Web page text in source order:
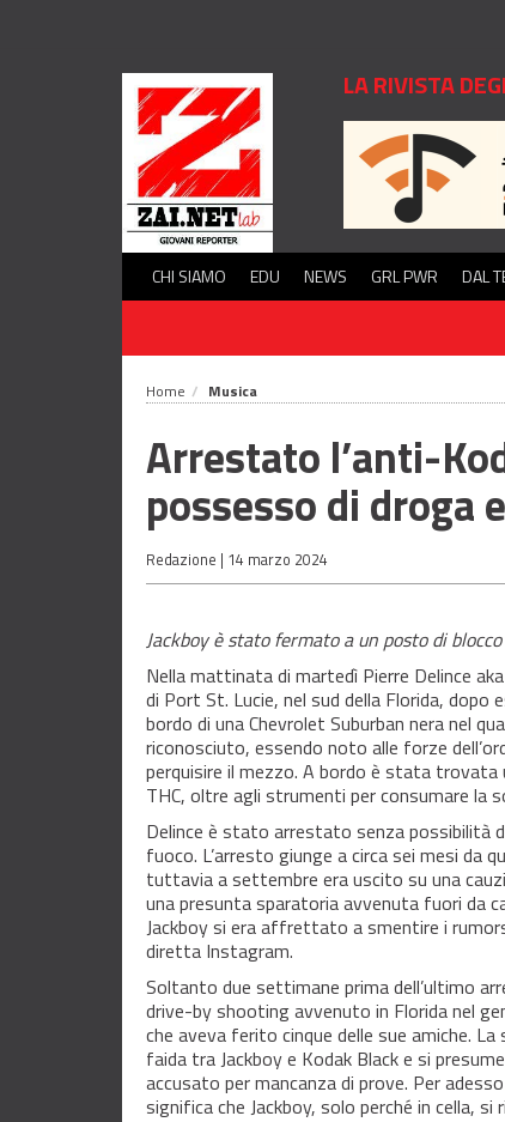
LA RIVISTA
CHI SIAMO EDU NEWS GRL PWR DAL
Home Musica
Arrestato l’anti-
possesso di droga
Redazione | 14 marzo 2024
Jackboy è stato fermato a un posto di
Nella mattinata di martedì Pierre Delince
di Port St. Lucie, nel sud della Florida,
bordo di una Chevrolet Suburban nera nel
riconosciuto, essendo noto alle forze
perquisire il mezzo. A bordo è stata trovata
THC, oltre agli strumenti per consumare la
Delince è stato arrestato senza possibilità
fuoco. L’arresto giunge a circa sei mesi da
tuttavia a settembre era uscito su una
una presunta sparatoria avvenuta fuori da
Jackboy si era affrettato a smentire i
diretta Instagram.
Soltanto due settimane prima dell’ultimo
drive-by shooting avvenuto in Florida nel
che aveva ferito cinque delle sue amiche.
faida tra Jackboy e Kodak Black e si
accusato per mancanza di prove. Per
significa che Jackboy, solo perché in cella, si